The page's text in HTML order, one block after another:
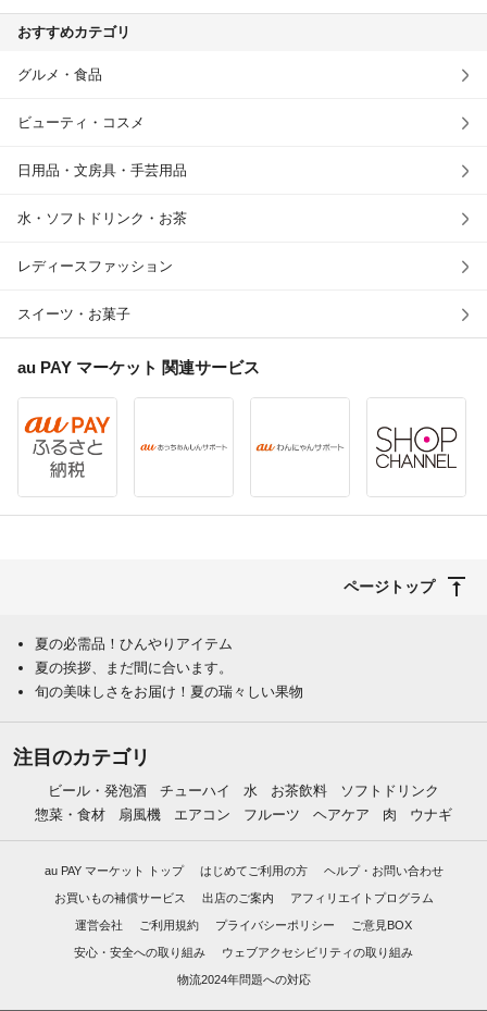
おすすめカテゴリ
グルメ・食品
ビューティ・コスメ
日用品・文房具・手芸用品
水・ソフトドリンク・お茶
レディースファッション
スイーツ・お菓子
au PAY マーケット 関連サービス
ページトップ
夏の必需品！ひんやりアイテム
夏の挨拶、まだ間に合います。
旬の美味しさをお届け！夏の瑞々しい果物
注目のカテゴリ
ビール・発泡酒 チューハイ 水 お茶飲料
ソフトドリンク
惣菜・食材
扇風機 エアコン フルーツ ヘアケア 肉 ウナギ
au PAY マーケット トップ はじめてご利用の方 ヘルプ・お問い合わせ
お買いもの補償サービス 出店のご案内 アフィリエイトプログラム
運営会社 ご利用規約 プライバシーポリシー ご意見BOX
安心・安全への取り組み ウェブアクセシビリティの取り組み
物流2024年問題への対応